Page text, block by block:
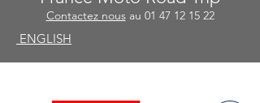
Contactez nousau 01 47 12 15 22
ENGLISH